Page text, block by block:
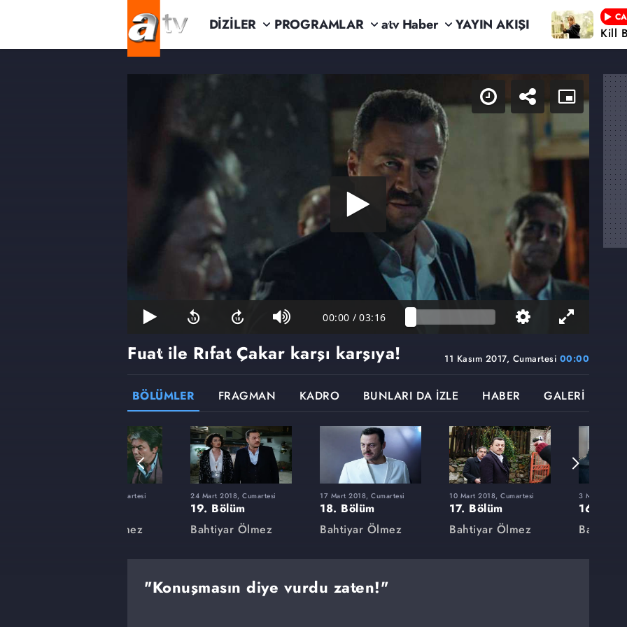
DİZİLER PROGRAMLAR atv Haber YAYIN AKIŞI Kill
00:00 / 03:16
11 Kasım 2017, Cumartesi 00:00
Fuat ile Rıfat Çakar karşı karşıya!
BÖLÜMLER FRAGMAN KADRO BUNLARI DA İZLE HABER GALERİ
9 Aralık 2017, Cumartesi
Bahtiyar Ölmez
24 Mart 2018, Cumartesi
19. Bölüm
Bahtiyar Ölmez
17 Mart 2018, Cumartesi
18. Bölüm
Bahtiyar Ölmez
10 Mart 2018, Cumartesi
17. Bölüm
Bahtiyar Ölmez
3 Mart 2018,
16. Bölüm
Bahtiyar
"Konuşmasın diye vurdu zaten!"